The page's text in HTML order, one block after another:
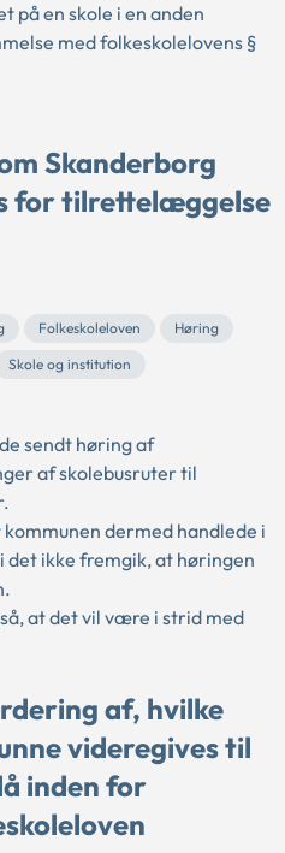
på en skole i en anden
med folkeskolelovens §
Skanderborg
for tilrettelæggelse
Folkeskoleloven
Høring
Skole og institution
sendt høring af
af skolebusruter til
dermed handlede i
ikke fremgik, at høringen
at det vil være i strid med
af, hvilke
videregives til
inden for